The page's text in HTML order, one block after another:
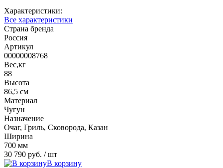
Характеристики:
Все характеристики
Страна бренда
Россия
Артикул
00000008768
Вес,кг
88
Высота
86,5 см
Материал
Чугун
Назначение
Очаг, Гриль, Сковорода, Казан
Ширина
700 мм
30 790 руб. / шт
В корзину